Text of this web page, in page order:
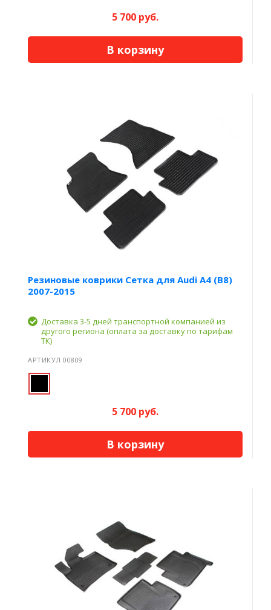
5 700 руб.
В корзину
Резиновые коврики Сетка для Audi A4 (B8)
2007-2015
Доставка 3-5 дней транспортной компанией из
другого региона (оплата за доставку по тарифам
ТК)
АРТИКУЛ 00809
5 700 руб.
В корзину